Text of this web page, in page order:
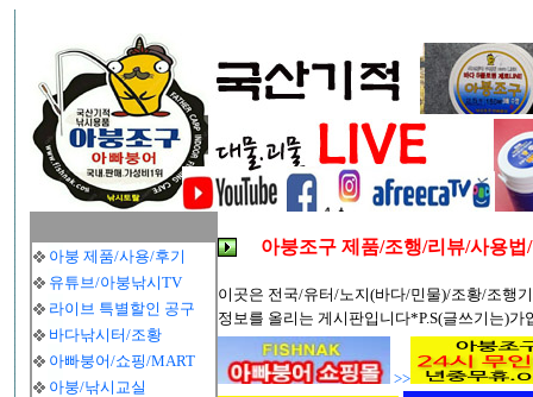
아붕 제품/사용/후기
유튜브/아붕낚시TV
라이브 특별할인 공구
바다낚시터/조황
아빠붕어/쇼핑/MART
아붕/낚시교실
아붕조구 제품/조행/리뷰/사용법
이곳은 전국/유터/노지(바다/민물)/조황/조행
정보를 올리는 게시판입니다*P.S(글쓰기는)가
>>